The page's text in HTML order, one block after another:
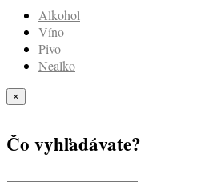
Alkohol
Víno
Pivo
Nealko
×
Čo vyhľadávate?